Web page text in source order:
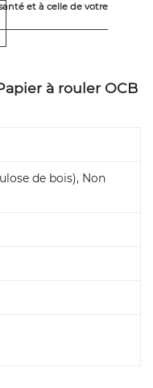
et à celle de votre
à rouler OCB
de bois), Non